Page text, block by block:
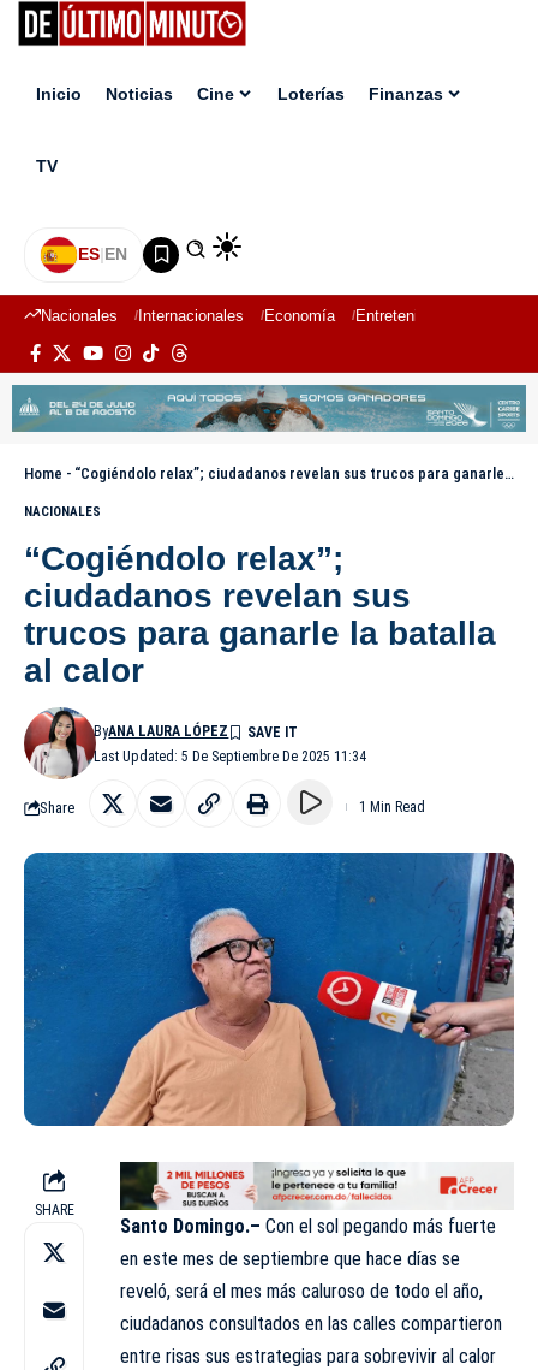
Inicio Noticias Cine Loterías Finanzas
TV
ES|EN
Nacionales Internacionales Economía Entretenimiento
Home - “Cogiéndolo relax”; ciudadanos revelan sus trucos para ganarle la batalla al calor
NACIONALES
“Cogiéndolo relax”;
ciudadanos revelan sus
trucos para ganarle la batalla
al calor
Last Updated: 5 De Septiembre De 2025 11:34
ByANA LAURA LÓPEZ
Share 1 Min Read
SHARE
Santo Domingo.– Con el sol pegando más fuerte
en este mes de septiembre que hace días se
reveló, será el mes más caluroso de todo el año,
ciudadanos consultados en las calles compartieron
entre risas sus estrategias para sobrevivir al calor